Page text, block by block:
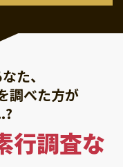
た、
調べた方が
行調査な